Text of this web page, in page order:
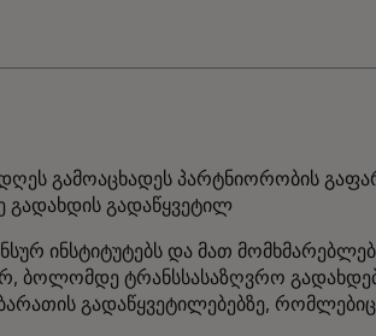
გამოაცხადეს პარტნიორობის
გადაწყვეტილ
ინსტიტუტებს და მათ
ბოლომდე ტრანსსასაზღვრო
გადაწყვეტილებებზე, რომლებიც